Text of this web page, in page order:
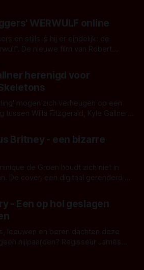
WERWULF online
en stills is hij er eindelijk: de
De nieuwe film van Robert
mythe. Het topic deze keer is (kon
weerwolf. Kijk je mee?
herenigd voor
mogen zich verheugen op een
tussen Willa Fitzgerald, Kyle Gallner
creature feature waarvoor de
Australië.
Britney - een bizarre
de Groen houdt zich niet in
De cover, een digitaal gerenderd en
kleurrijks maar onheilspellends,
maakt De Groen met ieder woord
- Een op hol geslagen
leeuwen en beren dachten deze
nijlpaarden? Regisseur James